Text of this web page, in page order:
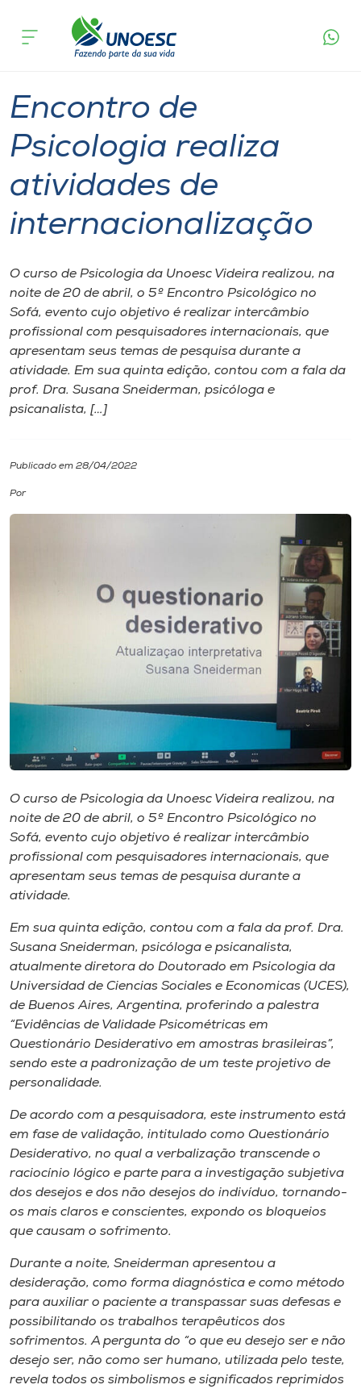
Cursos
Pesquisa
Atendimento ao Estudante
Portal de Ensino
A
Internacionalização
I.nova
Cultura
Store
Selecione
o idioma
acontece
Encontro de
Psicologia realiza
atividades de
internacionalização
O curso de Psicologia da Unoesc Videira realizou, na
noite de 20 de abril, o 5º Encontro Psicológico no
Sofá, evento cujo objetivo é realizar intercâmbio
profissional com pesquisadores internacionais, que
apresentam seus temas de pesquisa durante a
atividade. Em sua quinta edição, contou com a fala da
prof. Dra. Susana Sneiderman, psicóloga e
psicanalista, […]
Publicado em 28/04/2022
Por
O curso de Psicologia da Unoesc Videira realizou, na
noite de 20 de abril, o 5º Encontro Psicológico no
Sofá, evento cujo objetivo é realizar intercâmbio
profissional com pesquisadores internacionais, que
apresentam seus temas de pesquisa durante a
atividade.
Em sua quinta edição, contou com a fala da prof. Dra.
Susana Sneiderman, psicóloga e psicanalista,
atualmente diretora do Doutorado em Psicologia da
Universidad de Ciencias Sociales e Economicas (UCES),
de Buenos Aires, Argentina, proferindo a palestra
“Evidências de Validade Psicométricas em
Questionário Desiderativo em amostras brasileiras”,
sendo este a padronização de um teste projetivo de
personalidade.
De acordo com a pesquisadora, este instrumento está
em fase de validação, intitulado como Questionário
Desiderativo, no qual a verbalização transcende o
raciocínio lógico e parte para a investigação subjetiva
dos desejos e dos não desejos do indivíduo, tornando-
os mais claros e conscientes, expondo os bloqueios
que causam o sofrimento.
Durante a noite, Sneiderman apresentou a
desideração, como forma diagnóstica e como método
para auxiliar o paciente a transpassar suas defesas e
possibilitando os trabalhos terapêuticos dos
sofrimentos. A pergunta do “o que eu desejo ser e não
desejo ser, não como ser humano, utilizada pelo teste,
revela todos os simbolismos e significados reprimidos